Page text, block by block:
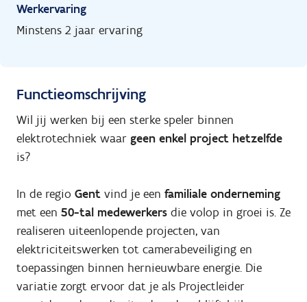
Werkervaring
Minstens 2 jaar ervaring
Functieomschrijving
Wil jij werken bij een sterke speler binnen
elektrotechniek waar geen enkel project hetzelfde
is?
In de regio Gent vind je een familiale onderneming
met een 50-tal medewerkers die volop in groei is. Ze
realiseren uiteenlopende projecten, van
elektriciteitswerken tot camerabeveiliging en
toepassingen binnen hernieuwbare energie. Die
variatie zorgt ervoor dat je als Projectleider